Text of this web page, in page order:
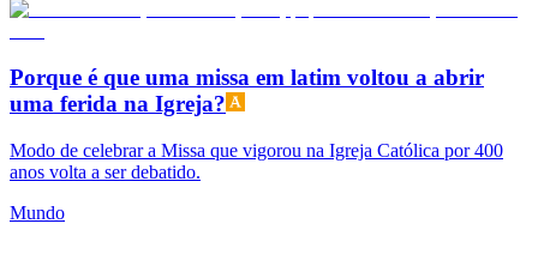
Porque é que uma missa em latim voltou a abrir
uma ferida na Igreja?
Modo de celebrar a Missa que vigorou na Igreja Católica por 400
anos volta a ser debatido.
Mundo